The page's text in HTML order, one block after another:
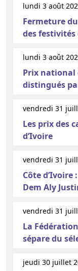
lundi 3 août
Fermeture
des
lundi 3 août
Prix national
distingués
vendredi 31
Les prix des
d’Ivoire
vendredi 31
Côte d’Ivoire
Dem Aly
vendredi 31
La
sépare du
jeudi 30 juillet